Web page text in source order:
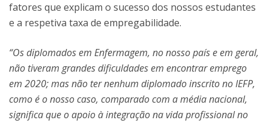
fatores que explicam o sucesso dos nossos estudantes
e a respetiva taxa de empregabilidade.
“Os diplomados em Enfermagem, no nosso país e em geral,
não tiveram grandes dificuldades em encontrar emprego
em 2020; mas não ter nenhum diplomado inscrito no IEFP,
como é o nosso caso, comparado com a média nacional,
significa que o apoio à integração na vida profissional no